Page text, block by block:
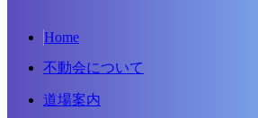
Home
不動会について
道場案内